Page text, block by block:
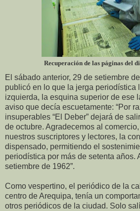
Recuperación de las páginas del
El sábado anterior, 29 de setiembre
publicó en lo que la jerga periodística
izquierda, la esquina superior de ese
aviso que decía escuetamente: “Por
insuperables “El Deber” dejará de
de octubre. Agradecemos al
nuestros suscriptores y lectores, la
dispensado, permitiendo el
periodística por más de setenta años.
setiembre de 1962”.
Como vespertino, el periódico de la
centro de Arequipa, tenía un
otros periódicos de la ciudad. Solo